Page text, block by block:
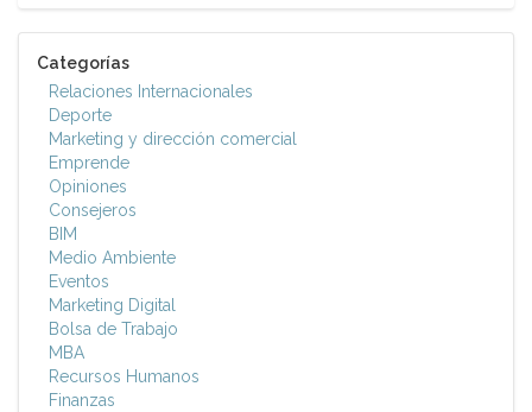
Categorías
Relaciones Internacionales
Deporte
Marketing y dirección comercial
Emprende
Opiniones
Consejeros
BIM
Medio Ambiente
Eventos
Marketing Digital
Bolsa de Trabajo
MBA
Recursos Humanos
Finanzas